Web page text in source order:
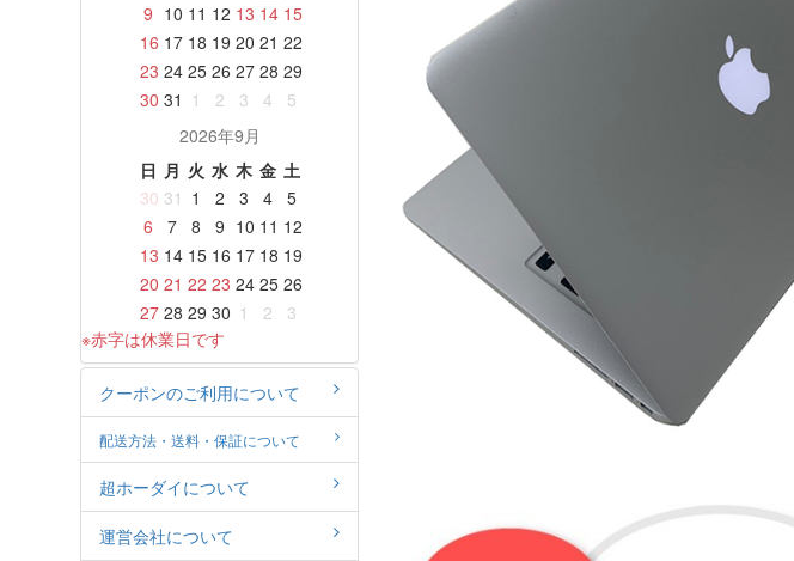
9 10 11 12 13 14 15
16 17 18 19 20 21 22
23 24 25 26 27 28 29
30 31 1 2 3 4
5
2026年9月
日 月 火 水 木 金 土
30 31 1 2 3 4
5
6
7 8 9 10 11 12
13 14 15 16 17 18 19
20 21 22 23 24 25 26
27 28 29 30 1 2
3
※赤字は休業日です
クーポンのご利用について
配送方法・送料・保証について
超ホーダイについて
運営会社について